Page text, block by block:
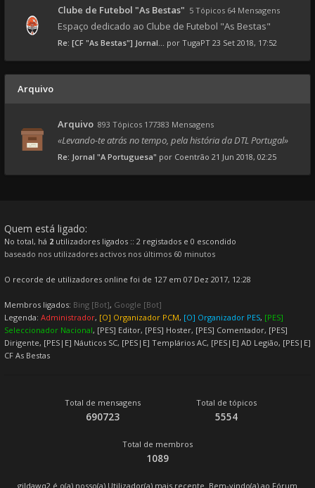
Clube de Futebol "As Bestas" 5 Tópicos 64 Mensagens
Espaço dedicado ao Clube de Futebol "As Bestas"
Re: [CF "As Bestas"] Jornal... por TugaPT 23 Set 2018, 17:52
Arquivo
Arquivo 893 Tópicos 177383 Mensagens
«Levando-te atrás no tempo, pela história da DTL Portugal»
Re: Jornal "A Portuguesa" por Coentrão 21 Jun 2018, 02:25
Quem está ligado:
No total, há 2 utilizadores ligados :: 2 registados e 0 escondido
baseado nos utilizadores activos nos últimos 60 minutos
O recorde de utilizadores online foi de 127 em 07 Dez 2017, 12:28
Membros ligados: Bing [Bot], Google [Bot]
Legenda: Administrador, [O] Organizador PCM, [O] Organizador PES, [PES]
Seleccionador Nacional, [PES] Editor, [PES] Hoster, [PES] Comentador, [PES]
Dirigente, [PES|E] Náuticos SC, [PES|E] Templários AC, [PES|E] AD Legião, [PES|E]
CF As Bestas
Total de mensagens
690723
Total de tópicos
5554
Total de membros
1089
gildawq2 é o(a) nosso(a) Utilizador(a) mais recente. Bem-vindo(a) ao Fórum